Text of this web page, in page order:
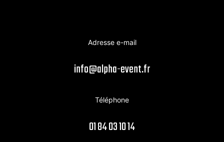
Adresse e-mail
info@alpha-event.fr
Téléphone
01 84 03 10 14